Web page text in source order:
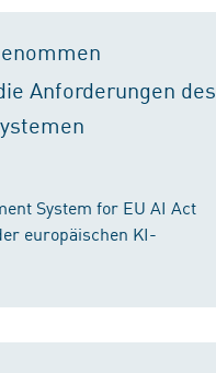
Anforderungen des
System for EU AI Act
europäischen KI-